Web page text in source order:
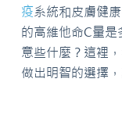
疫系統和皮膚健
的高維他命C量
意些什麼？這裡
做出明智的選擇